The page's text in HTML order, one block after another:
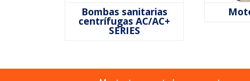
Bombas sanitarias
centrífugas AC/AC+
SERIES